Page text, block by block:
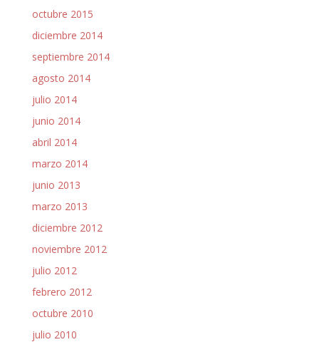
octubre 2015
diciembre 2014
septiembre 2014
agosto 2014
julio 2014
junio 2014
abril 2014
marzo 2014
junio 2013
marzo 2013
diciembre 2012
noviembre 2012
julio 2012
febrero 2012
octubre 2010
julio 2010